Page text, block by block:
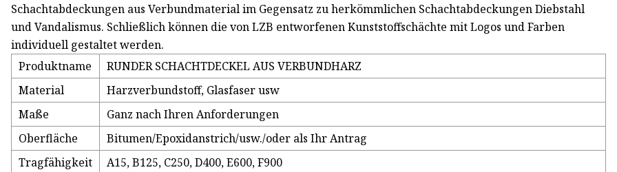
Schachtabdeckungen aus Verbundmaterial im Gegensatz zu herkömmlichen Schachtabdeckungen Diebstahl
und Vandalismus. Schließlich können die von LZB entworfenen Kunststoffschächte mit Logos und Farben
individuell gestaltet werden.
Produktname
RUNDER SCHACHTDECKEL AUS VERBUNDHARZ
Material
Harzverbundstoff, Glasfaser usw
Maße
Ganz nach Ihren Anforderungen
Oberfläche
Bitumen/Epoxidanstrich/usw./oder als Ihr Antrag
Tragfähigkeit
A15, B125, C250, D400, E600, F900